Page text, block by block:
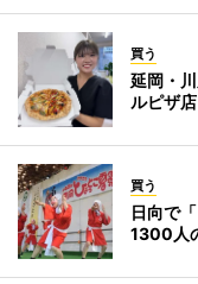
買う
延岡・
ルピザ
買う
日向で
1300人